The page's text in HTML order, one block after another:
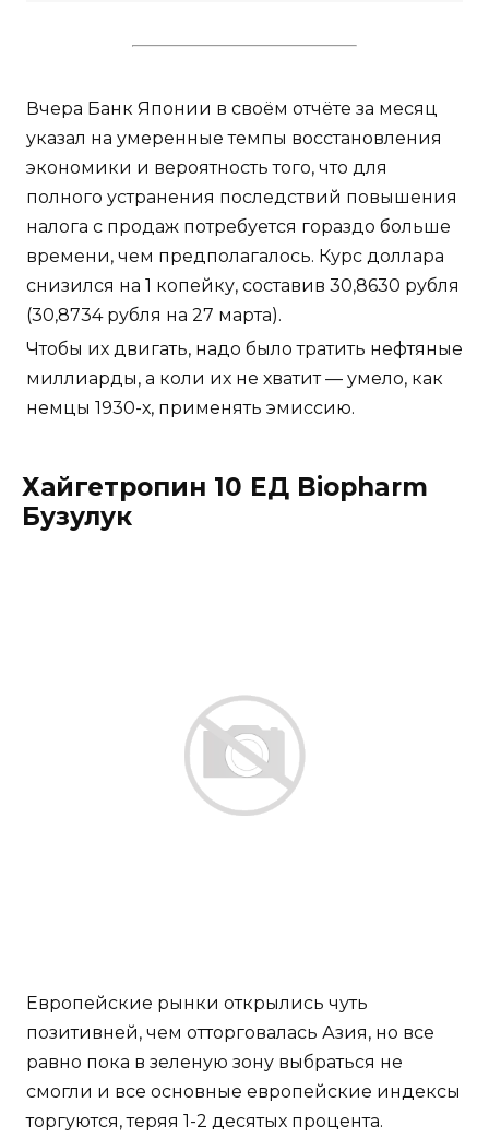
Вчера Банк Японии в своём отчёте за месяц
указал на умеренные темпы восстановления
экономики и вероятность того, что для
полного устранения последствий повышения
налога с продаж потребуется гораздо больше
времени, чем предполагалось. Курс доллара
снизился на 1 копейку, составив 30,8630 рубля
(30,8734 рубля на 27 марта).
Чтобы их двигать, надо было тратить нефтяные
миллиарды, а коли их не хватит — умело, как
немцы 1930-х, применять эмиссию.
Хайгетропин 10 ЕД Biopharm
Бузулук
Европейские рынки открылись чуть
позитивней, чем отторговалась Азия, но все
равно пока в зеленую зону выбраться не
смогли и все основные европейские индексы
торгуются, теряя 1-2 десятых процента.